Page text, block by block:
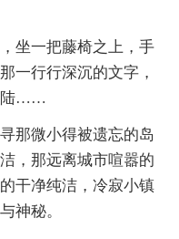
坐一把藤椅之上，手
一行行深沉的文字，
陆……
那微小得被遗忘的岛
，那远离城市喧嚣的
干净纯洁，冷寂小镇
神秘。